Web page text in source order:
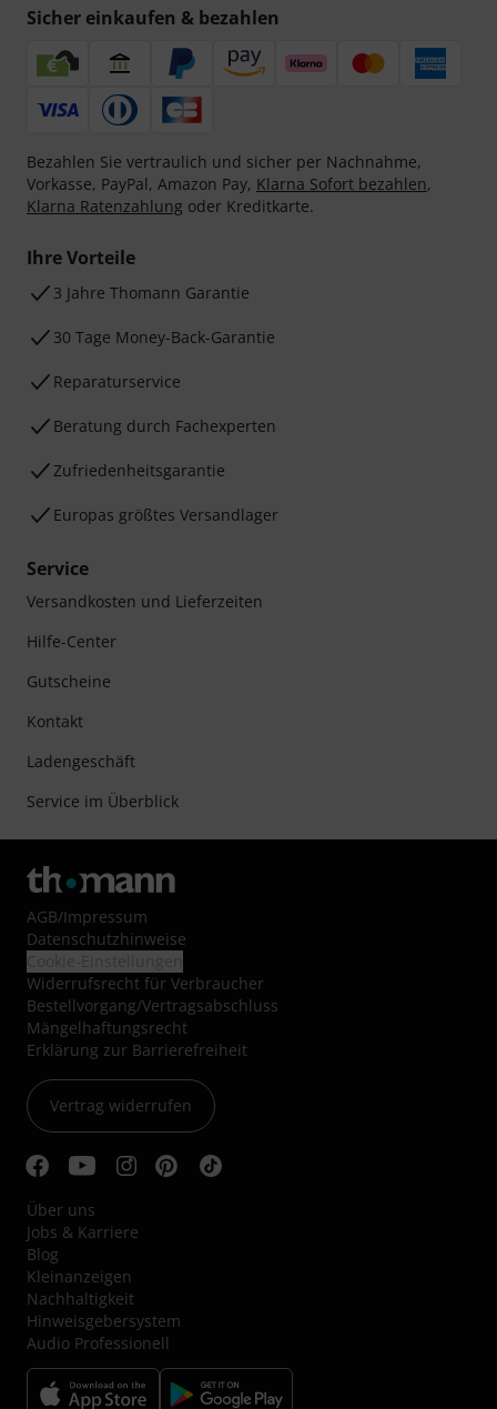
Sicher einkaufen & bezahlen
Bezahlen Sie vertraulich und sicher per Nachnahme,
Vorkasse, PayPal, Amazon Pay, Klarna Sofort bezahlen,
Klarna Ratenzahlung oder Kreditkarte.
Ihre Vorteile
3 Jahre Thomann Garantie
30 Tage Money-Back-Garantie
Reparaturservice
Beratung durch Fachexperten
Zufriedenheitsgarantie
Europas größtes Versandlager
Service
Versandkosten und Lieferzeiten
Hilfe-Center
Gutscheine
Kontakt
Ladengeschäft
Service im Überblick
AGB/Impressum
Datenschutzhinweise
Widerrufsrecht für Verbraucher
Bestellvorgang/Vertragsabschluss
Mängelhaftungsrecht
Erklärung zur Barrierefreiheit
Vertrag widerrufen
Über uns
Jobs & Karriere
Blog
Kleinanzeigen
Nachhaltigkeit
Hinweisgebersystem
Audio Professionell